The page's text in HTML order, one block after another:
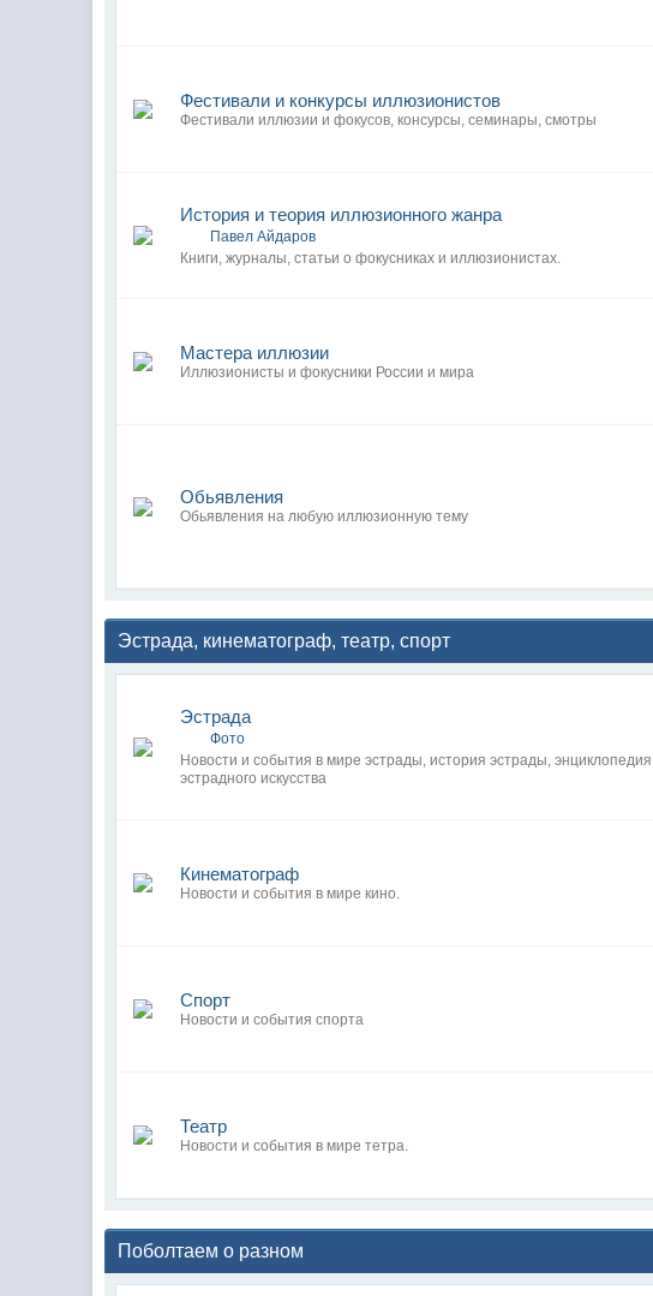
Фестивали и конкурсы иллюзионистов
Фестивали иллюзии и фокусов, консурсы, семинары, смотры
История и теория иллюзионного жанра
Павел Айдаров
Книги, журналы, статьи о фокусниках и иллюзионистах.
Мастера иллюзии
Иллюзионисты и фокусники России и мира
Обьявления
Обьявления на любую иллюзионную тему
Эстрада, кинематограф, театр, спорт
Эстрада
Фото
Новости и события в мире эстрады, история эстрады, энциклопедия
эстрадного искусства
Кинематограф
Новости и события в мире кино.
Спорт
Новости и события спорта
Театр
Новости и события в мире тетра.
Поболтаем о разном